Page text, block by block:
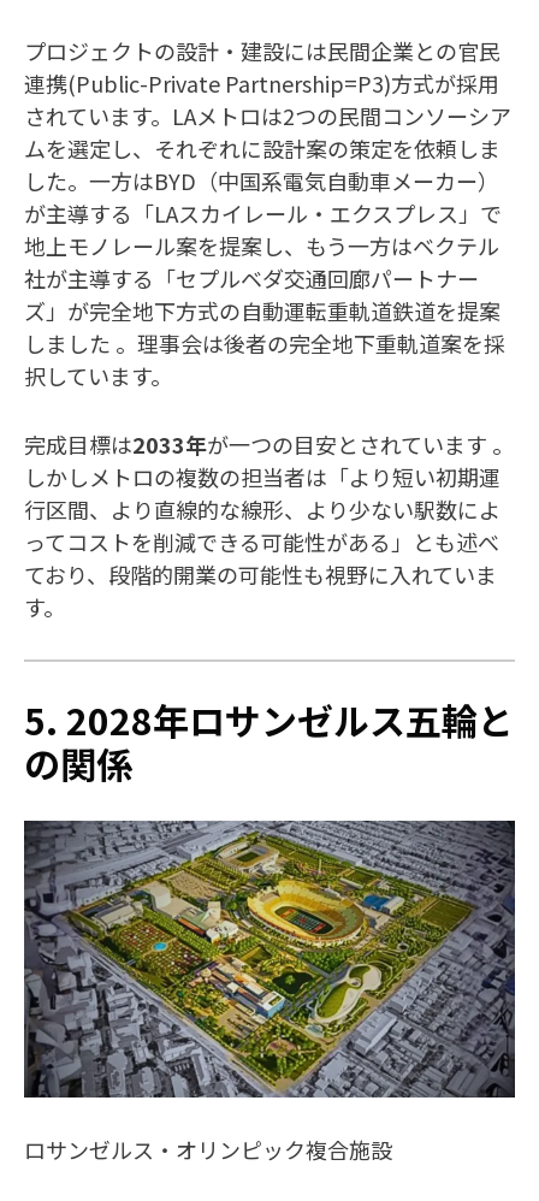
プロジェクトの設計・建設には民間企業との官民
連携(Public-Private Partnership=P3)方式が採用
されています。LAメトロは2つの民間コンソーシア
ムを選定し、それぞれに設計案の策定を依頼しま
した。一方はBYD（中国系電気自動車メーカー）
が主導する「LAスカイレール・エクスプレス」で
地上モノレール案を提案し、もう一方はベクテル
社が主導する「セプルベダ交通回廊パートナー
ズ」が完全地下方式の自動運転重軌道鉄道を提案
しました 。理事会は後者の完全地下重軌道案を採
択しています。
完成目標は2033年が一つの目安とされています 。
しかしメトロの複数の担当者は「より短い初期運
行区間、より直線的な線形、より少ない駅数によ
ってコストを削減できる可能性がある」とも述べ
ており、段階的開業の可能性も視野に入れていま
す。
5. 2028年ロサンゼルス五輪と
の関係
ロサンゼルス・オリンピック複合施設